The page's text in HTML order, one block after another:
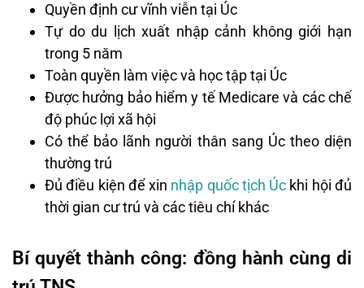
Quyền định cư vĩnh viễn tại Úc
Tự do du lịch xuất nhập cảnh không giới hạn
trong 5 năm
Toàn quyền làm việc và học tập tại Úc
Được hưởng bảo hiểm y tế Medicare và các chế
độ phúc lợi xã hội
Có thể bảo lãnh người thân sang Úc theo diện
thường trú
Đủ điều kiện để xin nhập quốc tịch Úc khi hội đủ
thời gian cư trú và các tiêu chí khác
Bí quyết thành công: đồng hành cùng di